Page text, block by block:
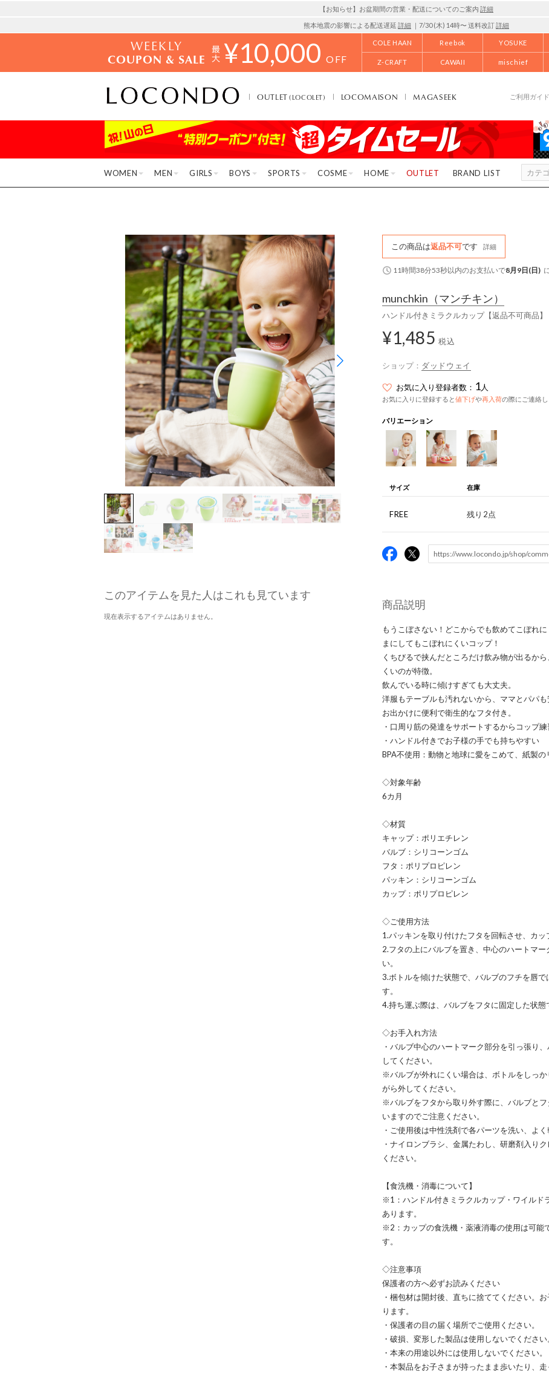
【お知らせ】お盆期間の営業・配送についてのご案内 詳細
熊本地震の影響による配送遅延 詳細 ｜7/30 (木) 14時〜 送料改訂詳細
WEEKLY
COUPON & SALE ¥10,000 OFF
COLE HAAN Reebok YOSUKE
Z-CRAFT CAWAII mischief
OUTLET(LOCOLET) LOCOMAISON MAGASEEK ご利用ガイド
WOMEN MEN GIRLS BOYS SPORTS COSME HOME OUTLET BRAND LIST
このアイテムを見た人はこれも見ています
現在表示するアイテムはありません。
この商品は返品不可です 詳細
11時間38分52秒以内のお支払いで8月9日(日)
munchkin （マンチキン）
ハンドル付きミラクルカップ【返品不可商品】
¥1,485 税込
ショップ： ダッドウェイ
お気に入り登録者数： 1人
お気に入りに登録すると値下げや再入荷の際にご連絡
バリエーション
サイズ 在庫
FREE 残り2点
商品説明
もうこぼさない！どこからでも飲めてこぼれ
まにしてもこぼれにくいコップ！
くちびるで挟んだところだけ飲み物が出るか
くいのが特徴。
飲んでいる時に傾けすぎても大丈夫。
洋服もテーブルも汚れないから、ママとパパも
お出かけに便利で衛生的なフタ付き。
・口周り筋の発達をサポートするからコップ
・ハンドル付きでお子様の手でも持ちやすい
BPA不使用：動物と地球に愛をこめて、紙製の
◇対象年齢
6カ月
◇材質
キャップ：ポリエチレン
バルブ：シリコーンゴム
フタ：ポリプロピレン
パッキン：シリコーンゴム
カップ：ポリプロピレン
◇ご使用方法
1.パッキンを取り付けたフタを回転させ、カッ
2.フタの上にバルブを置き、中心のハートマ
い。
3.ボトルを傾けた状態で、バルブのフチを唇
す。
4.持ち運ぶ際は、バルブをフタに固定した状態
◇お手入れ方法
・バルブ中心のハートマーク部分を引っ張り
してください。
※バルブが外れにくい場合は、ボトルをしっ
がら外してください。
※バルブをフタから取り外す際に、バルブと
いますのでご注意ください。
・ご使用後は中性洗剤で各パーツを洗い、よく
・ナイロンブラシ、金属たわし、研磨剤入り
ください。
【食洗機・消毒について】
※1：ハンドル付きミラクルカップ・ワイルド
あります。
※2：カップの食洗機・薬液消毒の使用は可能
す。
◇注意事項
保護者の方へ必ずお読みください
・梱包材は開封後、直ちに捨ててください。
ります。
・保護者の目の届く場所でご使用ください。
・破損、変形した製品は使用しないでください
・本来の用途以外には使用しないでください。
・本製品をお子さまが持ったまま歩いたり、